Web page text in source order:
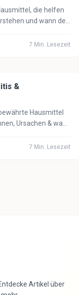
die helfen
und wann der
7 Min. Lesezeit
&
Hausmittel
Ursachen & wann
7 Min. Lesezeit
Artikel über